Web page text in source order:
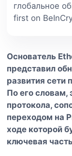
глобальное
first on
Основатель
представил
развития сети
По его словам,
протокола,
переходом на
ходе которой
ключевая